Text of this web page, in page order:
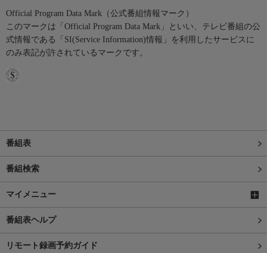
Official Program Data Mark（公式番組情報マーク）
このマークは「Official Program Data Mark」といい、テレビ番組の公
式情報である「SI(Service Information)情報」を利用したサービスに
のみ表記が許されているマークです。
番組表
番組検索
マイメニュー
番組表ヘルプ
リモート録画予約ガイド